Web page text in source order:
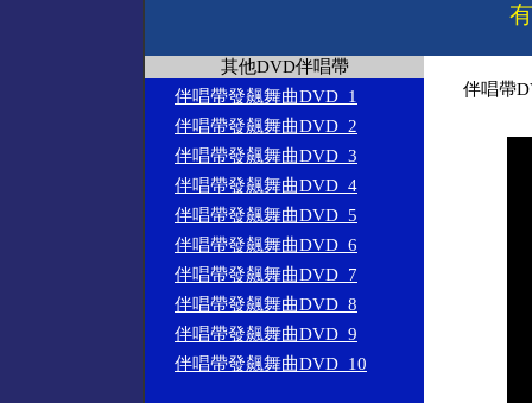
其他DVD伴唱帶
伴唱帶發飆舞曲DVD_1
伴唱帶發飆舞曲DVD_2
伴唱帶發飆舞曲DVD_3
伴唱帶發飆舞曲DVD_4
伴唱帶發飆舞曲DVD_5
伴唱帶發飆舞曲DVD_6
伴唱帶發飆舞曲DVD_7
伴唱帶發飆舞曲DVD_8
伴唱帶發飆舞曲DVD_9
伴唱帶發飆舞曲DVD_10
伴唱帶